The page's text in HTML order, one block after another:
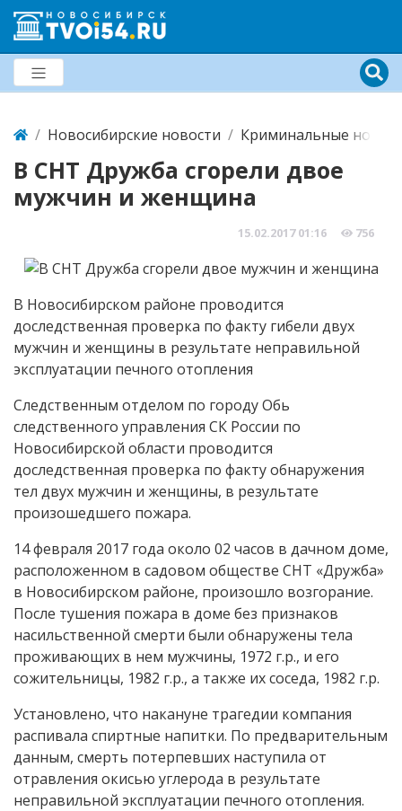
Новосибирские новости Криминальные
В СНТ Дружба сгорели двое
мужчин и женщина
15.02.2017 01:16 756
В Новосибирском районе проводится
доследственная проверка по факту гибели двух
мужчин и женщины в результате неправильной
эксплуатации печного отопления
Следственным отделом по городу Обь
следственного управления СК России по
Новосибирской области проводится
доследственная проверка по факту обнаружения
тел двух мужчин и женщины, в результате
произошедшего пожара.
14 февраля 2017 года около 02 часов в дачном доме,
расположенном в садовом обществе СНТ «Дружба»
в Новосибирском районе, произошло возгорание.
После тушения пожара в доме без признаков
насильственной смерти были обнаружены тела
проживающих в нем мужчины, 1972 г.р., и его
сожительницы, 1982 г.р., а также их соседа, 1982 г.р.
Установлено, что накануне трагедии компания
распивала спиртные напитки. По предварительным
данным, смерть потерпевших наступила от
отравления окисью углерода в результате
неправильной эксплуатации печного отопления.